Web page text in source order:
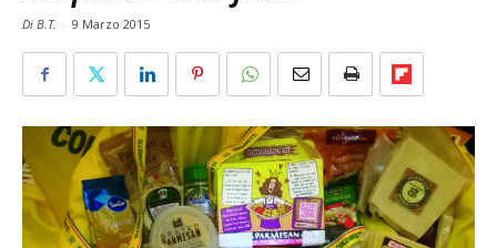
Di B.T. - 9 Marzo 2015